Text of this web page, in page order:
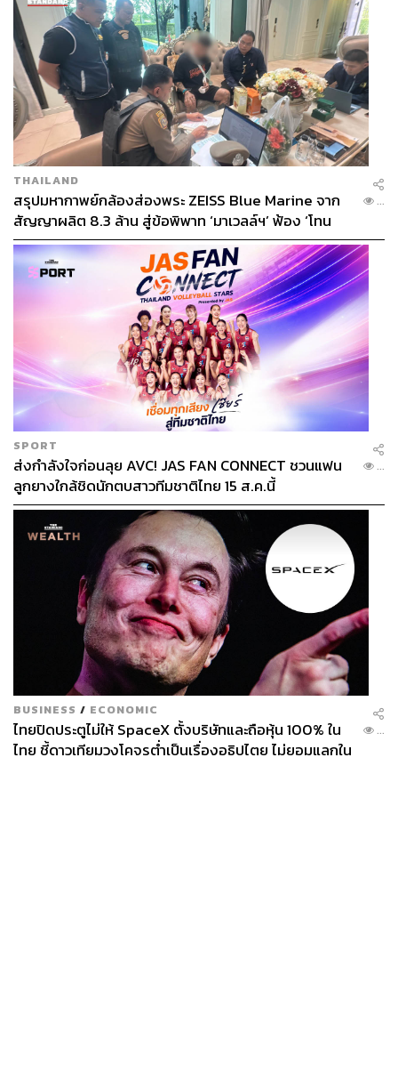
THAILAND
สรุปมหากาพย์กล้องส่องพระ ZEISS Blue Marine จาก
สัญญาผลิต 8.3 ล้าน สู่ข้อพิพาท ‘มาเวลล์ฯ’ ฟ้อง ‘โทน
บางแค’ ผิดนัดจ่ายหนี้-แอบระบุแบรนด์
...
SPORT
ส่งกำลังใจก่อนลุย AVC! JAS FAN CONNECT ชวนแฟน
ลูกยางใกล้ชิดนักตบสาวทีมชาติไทย 15 ส.ค.นี้
...
BUSINESS / ECONOMIC
ไทยปิดประตูไม่ให้ SpaceX ตั้งบริษัทและถือหุ้น 100% ใน
ไทย ชี้ดาวเทียมวงโคจรต่ำเป็นเรื่องอธิปไตย ไม่ยอมแลกใน
...